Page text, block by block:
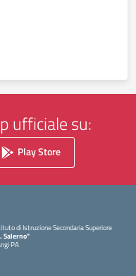
ufficiale su:
Play Store
di Istruzione Secondaria Superiore
Salerno"
PA
Visita la pagina iniziale della scuola